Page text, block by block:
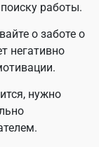
работы.
о заботе о
негативно
нужно